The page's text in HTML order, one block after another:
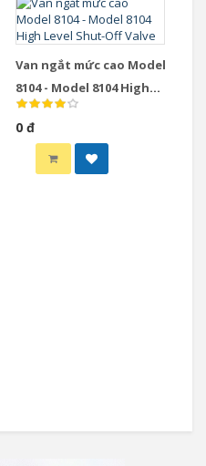
Van ngắt mức cao Model
8104 - Model 8104 High
Level Shut-Off Valve
0 đ